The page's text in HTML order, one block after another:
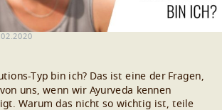
Typ bin ich? Das ist eine der Fragen,
uns, wenn wir Ayurveda kennen
Warum das nicht so wichtig ist, teile